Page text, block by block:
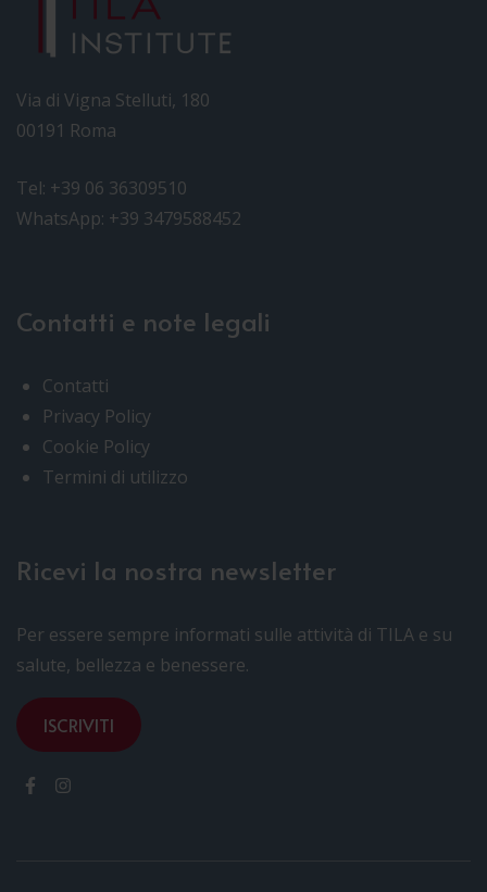
Via di Vigna Stelluti, 180
00191 Roma
Tel: +39 06 36309510
WhatsApp: +39 3479588452
Contatti e note legali
Contatti
Privacy Policy
Cookie Policy
Termini di utilizzo
Ricevi la nostra newsletter
Per essere sempre informati sulle attività di TILA e su
salute, bellezza e benessere.
ISCRIVITI